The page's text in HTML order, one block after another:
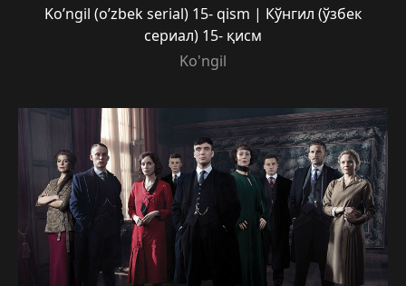
Ko’ngil (o’zbek serial) 15- qism | Кўнгил (ўзбек
сериал) 15- қисм
Ko'ngil